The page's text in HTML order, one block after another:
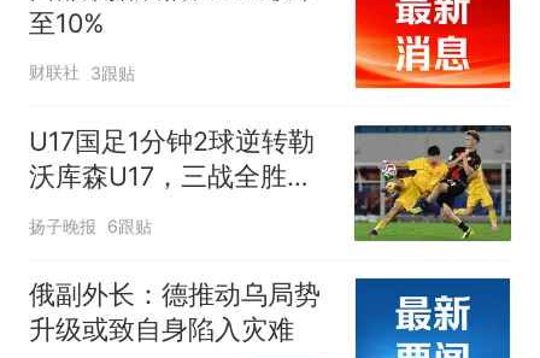
至10%
财联社 3跟贴
U17国足1分钟2球逆转勒
沃库森U17，三战全胜！
扬子晚报 6跟贴
俄副外长：德推动乌局势
升级或致自身陷入灾难